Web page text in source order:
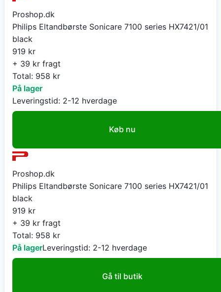
Proshop.dk
Philips Eltandbørste Sonicare 7100 series HX7421/01
black
919 kr
+ 39 kr fragt
Total: 958 kr
På lager
Leveringstid: 2-12 hverdage
Køb nu
Proshop.dk
Philips Eltandbørste Sonicare 7100 series HX7421/01
black
919 kr
+ 39 kr fragt
Total: 958 kr
På lagerLeveringstid: 2-12 hverdage
Gå til butik